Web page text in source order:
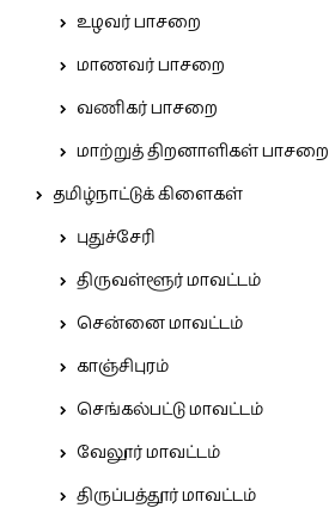
உழவர் பாசறை
மாணவர் பாசறை
வணிகர் பாசறை
மாற்றுத் திறனாளிகள் பாசறை
தமிழ்நாட்டுக் கிளைகள்
புதுச்சேரி
திருவள்ளூர் மாவட்டம்
சென்னை மாவட்டம்
காஞ்சிபுரம்
செங்கல்பட்டு மாவட்டம்
வேலூர் மாவட்டம்
திருப்பத்தூர் மாவட்டம்